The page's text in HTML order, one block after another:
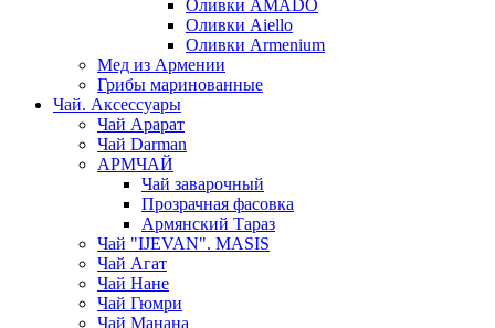
Оливки AMADO
Оливки Aiello
Оливки Armenium
Мед из Армении
Грибы маринованные
Чай. Аксессуары
Чай Арарат
Чай Darman
АРМЧАЙ
Чай заварочный
Прозрачная фасовка
Армянский Тараз
Чай "IJEVAN". MASIS
Чай Агат
Чай Нане
Чай Гюмри
Чай Манана